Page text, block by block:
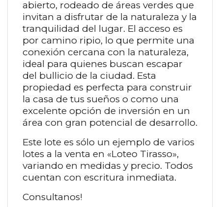
abierto, rodeado de áreas verdes que
invitan a disfrutar de la naturaleza y la
tranquilidad del lugar. El acceso es
por camino ripio, lo que permite una
conexión cercana con la naturaleza,
ideal para quienes buscan escapar
del bullicio de la ciudad. Esta
propiedad es perfecta para construir
la casa de tus sueños o como una
excelente opción de inversión en un
área con gran potencial de desarrollo.
Este lote es sólo un ejemplo de varios
lotes a la venta en «Loteo Tirasso»,
variando en medidas y precio. Todos
cuentan con escritura inmediata.
Consultanos!